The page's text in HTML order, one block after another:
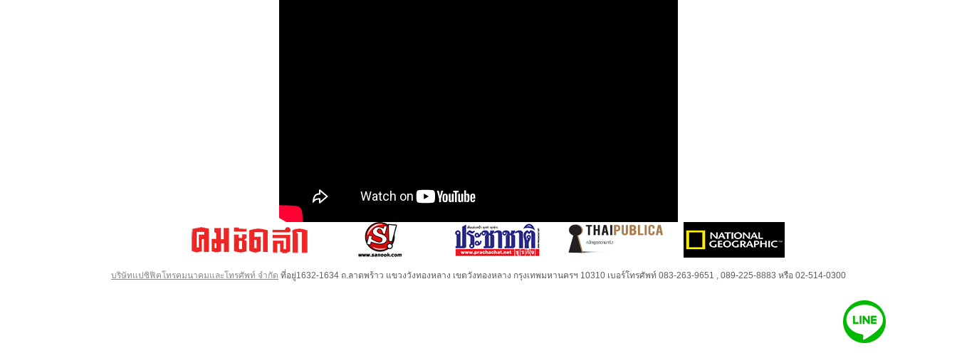
บริษัทแปซิฟิคโทรคมนาคมและโทรศัพท์ จำกัด ที่อยู่1632-1634 ถ.ลาดพร้าว แขวงวังทองหลาง เขตวังทองหลาง กรุงเทพมหานครฯ 10310 เบอร์โทรศัพท์ 083-263-9651 , 089-225-8883 หรือ 02-514-0300